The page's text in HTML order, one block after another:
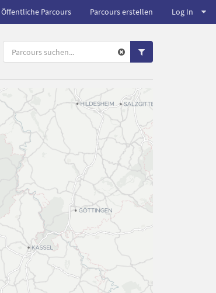
Öffentliche Parcours Parcours erstellen Log In